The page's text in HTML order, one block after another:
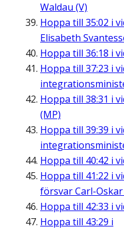
Waldau (V)
Hoppa till 35:02 i
Elisabeth
Hoppa till 36:18 i
Hoppa till 37:23 i
Hoppa till 38:31 i
(MP)
Hoppa till 39:39 i
Hoppa till 40:42 i
Hoppa till 41:22 i
försvar Carl-
Hoppa till 42:33 i
Hoppa till 43:29 i